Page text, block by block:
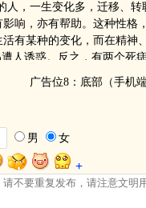
人，一生变化多，迁移、
响，亦有帮助。这种性格
有某种的变化，而在精神
人诱惑。反之，有两个死
"，有活痣的人，遇到困难
华。活痣大，则反应快，
以继承亲人的不动产。死
的人，喜爱性乐。白眼珠有
；接近眼尾有活痣，则易
广告位8：底部（手机端